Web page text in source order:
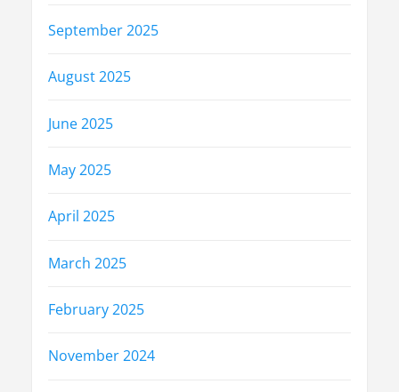
September 2025
August 2025
June 2025
May 2025
April 2025
March 2025
February 2025
November 2024